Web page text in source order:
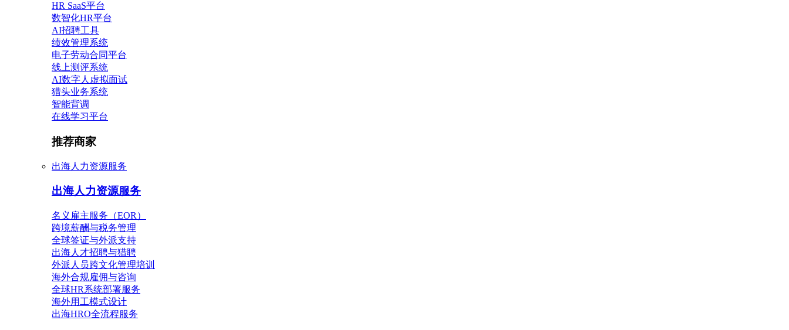
HR SaaS平台
数智化HR平台
AI招聘工具
绩效管理系统
电子劳动合同平台
线上测评系统
AI数字人虚拟面试
猎头业务系统
智能背调
在线学习平台
推荐商家
出海人力资源服务
出海人力资源服务
名义雇主服务（EOR）
跨境薪酬与税务管理
全球签证与外派支持
出海人才招聘与猎聘
外派人员跨文化管理培训
海外合规雇佣与咨询
全球HR系统部署服务
海外用工模式设计
出海HRO全流程服务